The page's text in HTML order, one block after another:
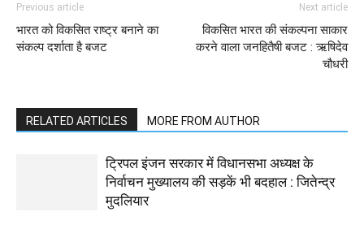
Previous article
भारत को विकसित राष्ट्र बनाने का
संकल्प दर्शाता है बजट
Next article
विकसित भारत की संकल्पना साकार
करने वाला जनहितैषी बजट : ऋषिदेव
चौधरी
RELATED ARTICLES MORE FROM AUTHOR
ट्रिपल इंजन सरकार में विधानसभा अध्यक्ष के
निर्वाचन मुख्यालय की सड़कें भी बदहाल : जितेन्द्र
मुदलियार